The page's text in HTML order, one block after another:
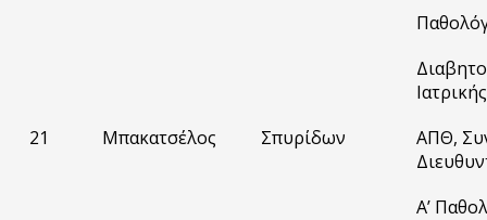
21 Μπακατσέλος Σπυρίδων
Ιατρικής
ΑΠΘ,
Α’